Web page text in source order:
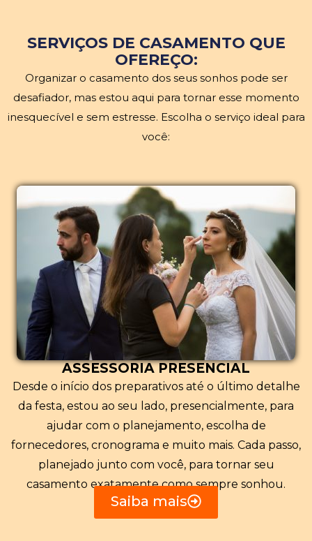
SERVIÇOS DE CASAMENTO QUE
OFEREÇO:
Organizar o casamento dos seus sonhos pode ser
desafiador, mas estou aqui para tornar esse momento
inesquecível e sem estresse. Escolha o serviço ideal para
você:
ASSESSORIA PRESENCIAL
Desde o início dos preparativos até o último detalhe
da festa, estou ao seu lado, presencialmente, para
ajudar com o planejamento, escolha de
fornecedores, cronograma e muito mais. Cada passo,
planejado junto com você, para tornar seu
casamento exatamente como sempre sonhou.
Saiba mais